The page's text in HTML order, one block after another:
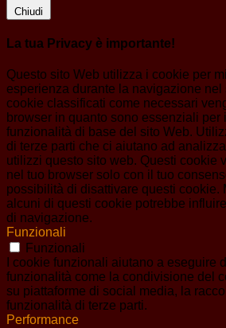
Chiudi
La tua Privacy è importante!
Questo sito Web utilizza i cookie per
esperienza durante la navigazione nel
cookie classificati come necessari
browser in quanto sono essenziali per
funzionalità di base del sito Web.
di terze parti che ci aiutano ad
utilizzi questo sito web. Questi cookie
nel tuo browser solo con il tuo
possibilità di disattivare questi cookie.
alcuni di questi cookie potrebbe
di navigazione.
Funzionali
Funzionali
I cookie funzionali aiutano a eseguire
funzionalità come la condivisione del
su piattaforme di social media, la
funzionalità di terze parti.
Performance